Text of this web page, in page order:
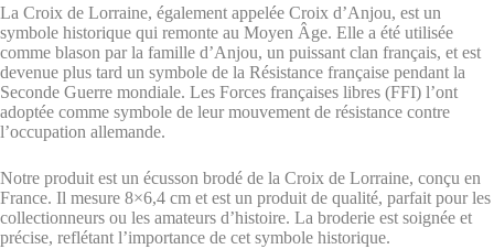
La Croix de Lorraine, également appelée Croix d’Anjou, est un
symbole historique qui remonte au Moyen Âge. Elle a été utilisée
comme blason par la famille d’Anjou, un puissant clan français, et est
devenue plus tard un symbole de la Résistance française pendant la
Seconde Guerre mondiale. Les Forces françaises libres (FFI) l’ont
adoptée comme symbole de leur mouvement de résistance contre
l’occupation allemande.
Notre produit est un écusson brodé de la Croix de Lorraine, conçu en
France. Il mesure 8×6,4 cm et est un produit de qualité, parfait pour les
collectionneurs ou les amateurs d’histoire. La broderie est soignée et
précise, reflétant l’importance de cet symbole historique.